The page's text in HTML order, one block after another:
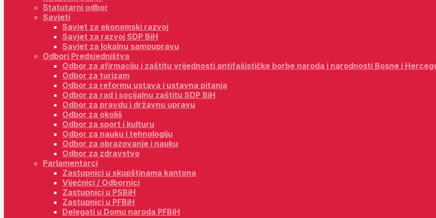
Statutarni odbor
Savjeti
Savjet za ekonomski razvoj
Savjet za razvoj SDP BiH
Savjet za lokalnu samoupravu
Odbori Predsjedništva
Odbor za afirmaciju i zaštitu vrijednosti antifašističke borbe naroda i narodnosti Bosne i
Odbor za turizam
Odbor za reformu ustava i ustavna pitanja
Odbor za rad i socijalnu zaštitu SDP BiH
Odbor za pravdu i državnu upravu
Odbor za okoliš
Odbor za sport i kulturu
Odbor za nauku i tehnologiju
Odbor za obrazovanje i nauku
Odbor za zdravstvo
Parlamentarci
Zastupnici u skupštinama kantona
Vijećnici / Odbornici
Zastupnici u PSBiH
Zastupnici u PFBiH
Delegati u Domu naroda PFBiH